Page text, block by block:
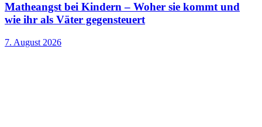
Matheangst bei Kindern – Woher sie kommt und
wie ihr als Väter gegensteuert
7. August 2026